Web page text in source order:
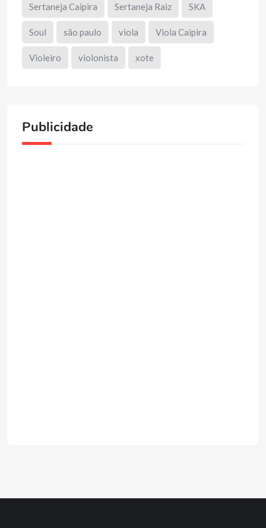
Sertaneja Caipira Sertaneja Raiz SKA
Soul são paulo viola Viola Caipira
Violeiro violonista xote
Publicidade